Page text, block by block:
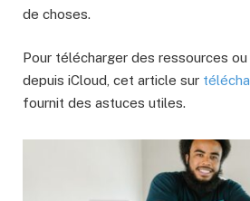
de choses.
Pour télécharger des ressources
depuis iCloud, cet article sur
fournit des astuces utiles.